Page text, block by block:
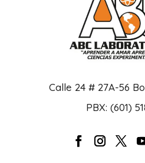
Calle 24 # 27A-56
PBX: (601)